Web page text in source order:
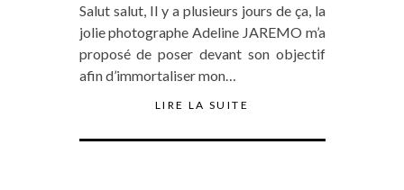
Salut salut, Il y a plusieurs jours de ça, la
jolie photographe Adeline JAREMO m’a
proposé de poser devant son objectif
afin d’immortaliser mon…
LIRE LA SUITE